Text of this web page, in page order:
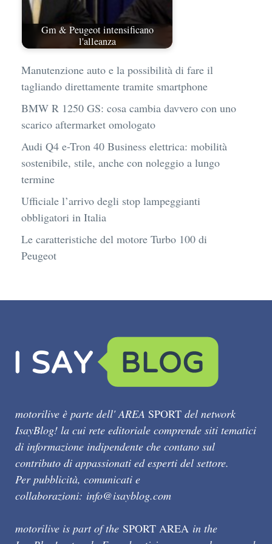
Gm & Peugeot intensificano
l'alleanza
Manutenzione auto e la possibilità di fare il
tagliando direttamente tramite smartphone
BMW R 1250 GS: cosa cambia davvero con uno
scarico aftermarket omologato
Audi Q4 e-Tron 40 Business elettrica: mobilità
sostenibile, stile, anche con noleggio a lungo
termine
Ufficiale l’arrivo degli stop lampeggianti
obbligatori in Italia
Le caratteristiche del motore Turbo 100 di
Peugeot
motorilive è parte dell' AREA SPORT del network
IsayBlog! la cui rete editoriale comprende siti tematici
di informazione indipendente che contano sul
contributo di appassionati ed esperti del settore.
Per pubblicità, comunicati e
collaborazioni: info@isayblog.com
motorilive is part of the SPORT AREA in the